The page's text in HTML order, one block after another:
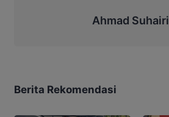
Ahmad Suhairi
Berita Rekomendasi